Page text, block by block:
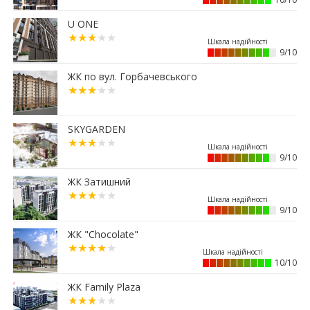
13:08
Площу в центрі Франківська продадуть майже
за 7 млн грн
11:23
Вибір меблів для маленьких квартир: актуальні
рішення 2026 року
01.07.2026
15:12
Житловий район “Княгинин” – від
архітектурного задуму до повноцінного
міського середовища
15:38
Альтернатива депозитам: скільки можна
заробити на купівлі паркомісця у Франківську
12:52
Мешканці одного з мікрорайонів Франківська
вимагають перевірити чергову будову
26.06.2026
13:40
Квартири здорожчали на 14%: скільки тепер
коштує житло у Франківську
25.06.2026
U ONE
9/10
ЖК по вул. Горбачевського
SKYGARDEN
9/10
ЖК Затишний
9/10
ЖК "Chocolate"
10/10
ЖК Family Plaza